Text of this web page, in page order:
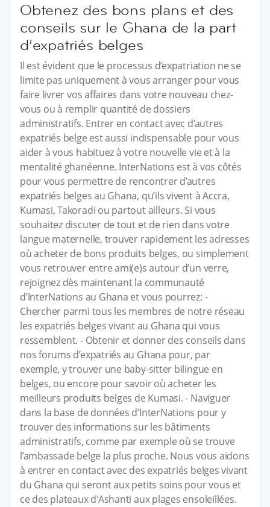
Obtenez des bons plans et des
conseils sur le Ghana de la part
d’expatriés belges
Il est évident que le processus d’expatriation ne se
limite pas uniquement à vous arranger pour vous
faire livrer vos affaires dans votre nouveau chez-
vous ou à remplir quantité de dossiers
administratifs. Entrer en contact avec d’autres
expatriés belge est aussi indispensable pour vous
aider à vous habituez à votre nouvelle vie et à la
mentalité ghanéenne. InterNations est à vos côtés
pour vous permettre de rencontrer d’autres
expatriés belges au Ghana, qu’ils vivent à Accra,
Kumasi, Takoradi ou partout ailleurs. Si vous
souhaitez discuter de tout et de rien dans votre
langue maternelle, trouver rapidement les adresses
où acheter de bons produits belges, ou simplement
vous retrouver entre ami(e)s autour d’un verre,
rejoignez dès maintenant la communauté
d’InterNations au Ghana et vous pourrez: -
Chercher parmi tous les membres de notre réseau
les expatriés belges vivant au Ghana qui vous
ressemblent. - Obtenir et donner des conseils dans
nos forums d’expatriés au Ghana pour, par
exemple, y trouver une baby-sitter bilingue en
belges, ou encore pour savoir où acheter les
meilleurs produits belges de Kumasi. - Naviguer
dans la base de données d’InterNations pour y
trouver des informations sur les bâtiments
administratifs, comme par exemple où se trouve
l’ambassade belge la plus proche. Nous vous aidons
à entrer en contact avec des expatriés belges vivant
du Ghana qui seront aux petits soins pour vous et
ce des plateaux d'Ashanti aux plages ensoleillées.